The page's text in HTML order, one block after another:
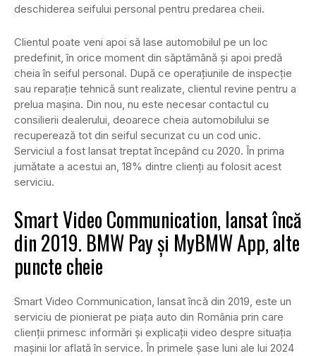
deschiderea seifului personal pentru predarea cheii.
Clientul poate veni apoi să lase automobilul pe un loc
predefinit, în orice moment din săptămână şi apoi predă
cheia în seiful personal. După ce operațiunile de inspecție
sau reparație tehnică sunt realizate, clientul revine pentru a
prelua mașina. Din nou, nu este necesar contactul cu
consilierii dealerului, deoarece cheia automobilului se
recuperează tot din seiful securizat cu un cod unic.
Serviciul a fost lansat treptat începând cu 2020. În prima
jumătate a acestui an, 18% dintre clienţi au folosit acest
serviciu.
Smart Video Communication, lansat încă
din 2019. BMW Pay și MyBMW App, alte
puncte cheie
Smart Video Communication, lansat încă din 2019, este un
serviciu de pionierat pe piaţa auto din România prin care
clienţii primesc informări şi explicaţii video despre situaţia
maşinii lor aflată în service. În primele şase luni ale lui 2024